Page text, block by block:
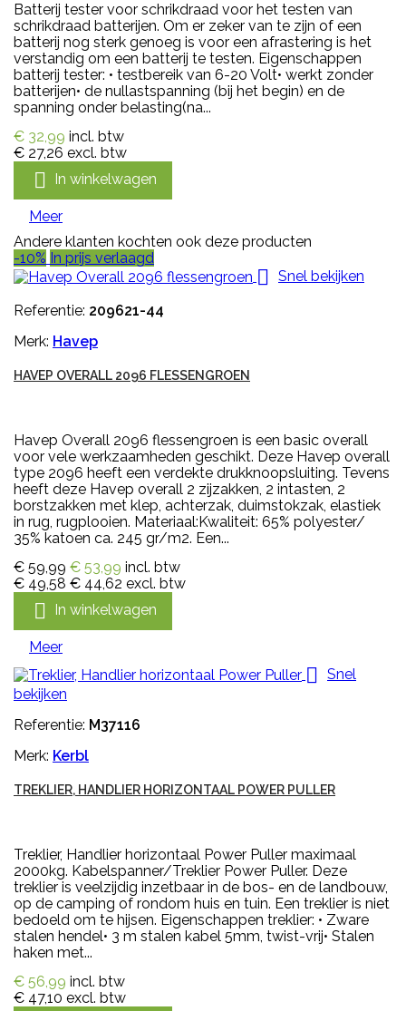
Batterij tester voor schrikdraad voor het testen van
schrikdraad batterijen. Om er zeker van te zijn of een
batterij nog sterk genoeg is voor een afrastering is het
verstandig om een batterij te testen. Eigenschappen
batterij tester: • testbereik van 6-20 Volt• werkt zonder
batterijen• de nullastspanning (bij het begin) en de
spanning onder belasting(na...
€ 32,99 incl. btw
€ 27,26 excl. btw
 In winkelwagen
Meer
Andere klanten kochten ook deze producten
-10% In prijs verlaagd
 Snel bekijken
Referentie: 209621-44
Merk: Havep
HAVEP OVERALL 2096 FLESSENGROEN
Havep Overall 2096 flessengroen is een basic overall
voor vele werkzaamheden geschikt. Deze Havep overall
type 2096 heeft een verdekte drukknoopsluiting. Tevens
heeft deze Havep overall 2 zijzakken, 2 intasten, 2
borstzakken met klep, achterzak, duimstokzak, elastiek
in rug, rugplooien. Materiaal:Kwaliteit: 65% polyester/
35% katoen ca. 245 gr/m2. Een...
€ 59,99 € 53,99 incl. btw
€ 49,58 € 44,62 excl. btw
 In winkelwagen
Meer
 Snel
bekijken
Referentie: M37116
Merk: Kerbl
TREKLIER, HANDLIER HORIZONTAAL POWER PULLER
Treklier, Handlier horizontaal Power Puller maximaal
2000kg. Kabelspanner/Treklier Power Puller. Deze
treklier is veelzijdig inzetbaar in de bos- en de landbouw,
op de camping of rondom huis en tuin. Een treklier is niet
bedoeld om te hijsen. Eigenschappen treklier: • Zware
stalen hendel• 3 m stalen kabel 5mm, twist-vrij• Stalen
haken met...
€ 56,99 incl. btw
€ 47,10 excl. btw